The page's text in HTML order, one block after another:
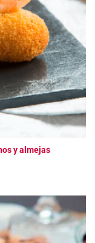
y almejas